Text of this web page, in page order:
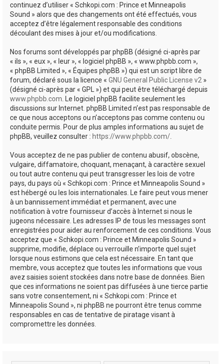
continuez d’utiliser « Schkopi.com : Prince et Minneapolis
Sound » alors que des changements ont été effectués, vous
acceptez d’être légalement responsable des conditions
découlant des mises à jour et/ou modifications.
Nos forums sont développés par phpBB (désigné ci-après par
« ils », « eux », « leur », « logiciel phpBB », « www.phpbb.com »,
« phpBB Limited », « Équipes phpBB ») qui est un script libre de
forum, déclaré sous la licence « GNU General Public License v2 »
(désigné ci-après par « GPL ») et qui peut être téléchargé depuis
www.phpbb.com . Le logiciel phpBB facilite seulement les
discussions sur Internet. phpBB Limited n’est pas responsable de
ce que nous acceptons ou n’acceptons pas comme contenu ou
conduite permis. Pour de plus amples informations au sujet de
phpBB, veuillez consulter : https://www.phpbb.com/
Vous acceptez de ne pas publier de contenu abusif, obscène,
vulgaire, diffamatoire, choquant, menaçant, à caractère sexuel
ou tout autre contenu qui peut transgresser les lois de votre
pays, du pays où « Schkopi.com : Prince et Minneapolis Sound »
est hébergé ou les lois internationales. Le faire peut vous mener
à un bannissement immédiat et permanent, avec une
notification à votre fournisseur d’accès à Internet si nous le
jugeons nécessaire. Les adresses IP de tous les messages sont
enregistrées pour aider au renforcement de ces conditions. Vous
acceptez que « Schkopi.com : Prince et Minneapolis Sound »
supprime, modifie, déplace ou verrouille n’importe quel sujet
lorsque nous estimons que cela est nécessaire. En tant que
membre, vous acceptez que toutes les informations que vous
avez saisies soient stockées dans notre base de données. Bien
que ces informations ne soient pas diffusées à une tierce partie
sans votre consentement, ni « Schkopi.com : Prince et
Minneapolis Sound », ni phpBB ne pourront être tenus comme
responsables en cas de tentative de piratage visant à
compromettre les données.